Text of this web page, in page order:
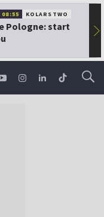
KOLARSTWO
Pologne: start
▶